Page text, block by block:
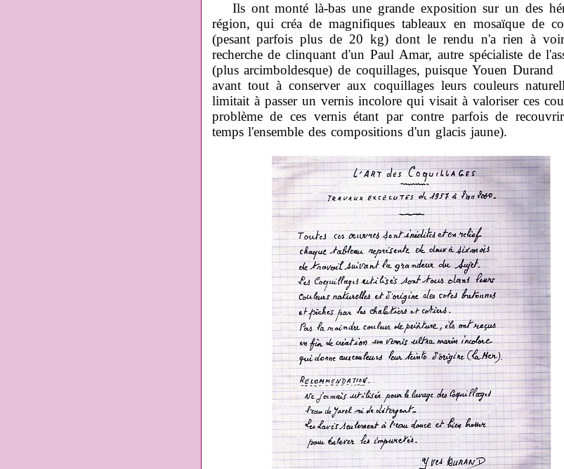
Ils ont monté là-bas une grande exposition sur un des
région, qui créa de magnifiques tableaux en mosaïque de
(pesant parfois plus de 20 kg) dont le rendu n'a rien à
recherche de clinquant d'un Paul Amar, autre spécialiste de
(plus arcimboldesque) de coquillages, puisque Youen Durand
avant tout à conserver aux coquillages leurs couleurs
limitait à passer un vernis incolore qui visait à valoriser ces
problème de ces vernis étant par contre parfois de
temps l'ensemble des compositions d'un glacis jaune).